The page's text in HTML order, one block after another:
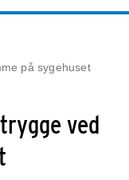
på sygehuset
ved